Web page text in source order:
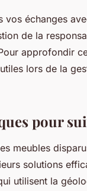
échanges
de la
approfondir
lors de la
pour
meubles
solutions
utilisent la